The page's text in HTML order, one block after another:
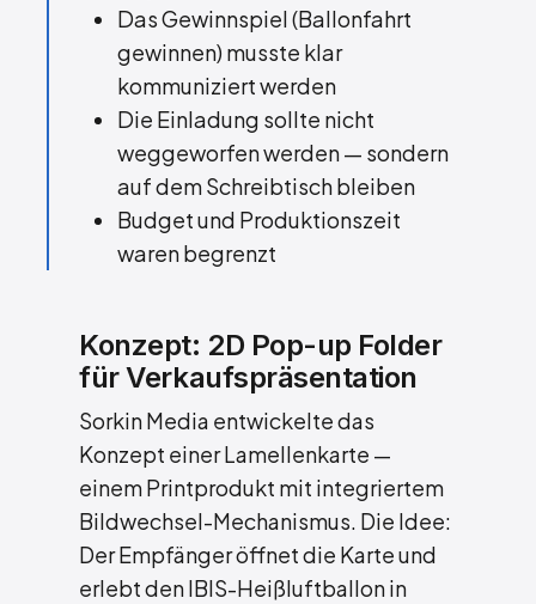
Das Gewinnspiel (Ballonfahrt
gewinnen) musste klar
kommuniziert werden
Die Einladung sollte nicht
weggeworfen werden — sondern
auf dem Schreibtisch bleiben
Budget und Produktionszeit
waren begrenzt
Konzept: 2D Pop-up Folder
für Verkaufspräsentation
Sorkin Media entwickelte das
Konzept einer Lamellenkarte —
einem Printprodukt mit integriertem
Bildwechsel-Mechanismus. Die Idee:
Der Empfänger öffnet die Karte und
erlebt den IBIS-Heißluftballon in